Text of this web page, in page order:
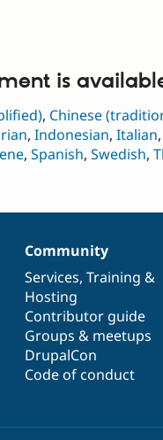
is
, Chinese
, Indonesian, Italian,
, Spanish, Swedish,
Community
Services, Training &
Hosting
Contributor guide
Groups & meetups
DrupalCon
Code of conduct